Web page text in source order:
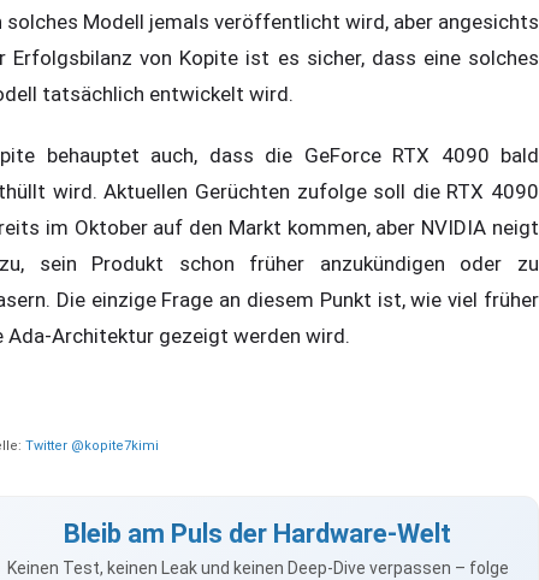
solches Modell jemals veröffentlicht wird, aber angesichts
Erfolgsbilanz von Kopite ist es sicher, dass eine solches
tatsächlich entwickelt wird.
behauptet auch, dass die GeForce RTX 4090 bald
wird. Aktuellen Gerüchten zufolge soll die RTX 4090
im Oktober auf den Markt kommen, aber NVIDIA neigt
sein Produkt schon früher anzukündigen oder zu
Die einzige Frage an diesem Punkt ist, wie viel früher
Ada-Architektur gezeigt werden wird.
Twitter @kopite7kimi
Bleib am Puls der Hardware-Welt
Keinen Test, keinen Leak und keinen Deep-Dive verpassen – folge